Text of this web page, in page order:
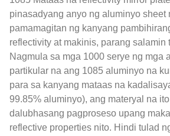
pinasadyang anyo ng aluminyo sheet
pamamagitan ng kanyang
reflectivity at makinis, parang salamin
Nagmula sa mga 1000 serye ng mga
partikular na ang 1085 aluminyo na
para sa kanyang mataas na
99.85% aluminyo), ang materyal na
dalubhasang pagproseso upang
reflective properties nito. Hindi tulad